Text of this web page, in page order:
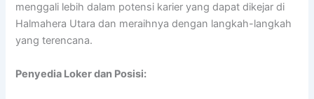
menggali lebih dalam potensi karier yang dapat dikejar di
Halmahera Utara dan meraihnya dengan langkah-langkah
yang terencana.
Penyedia Loker dan Posisi: